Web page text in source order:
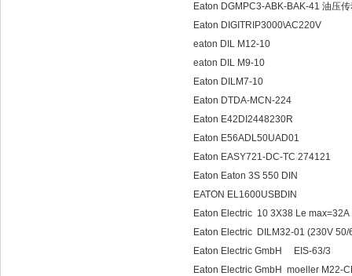
Eaton DGMPC3-ABK-BAK-41 油压
Eaton DIGITRIP3000\AC220V
eaton DIL M12-10
eaton DIL M9-10
Eaton DILM7-10
Eaton DTDA-MCN-224
Eaton E42DI2448230R
Eaton E56ADL50UAD01
Eaton EASY721-DC-TC 274121
Eaton Eaton 3S 550 DIN
EATON EL1600USBDIN
Eaton Electric 10 3X38 Le
Eaton Electric DILM32-01 (230V
Eaton Electric GmbH EIS-63/3
Eaton Electric GmbH moeller M22-